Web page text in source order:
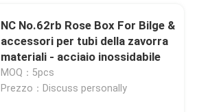
NC No.62rb Rose Box For Bilge &
accessori per tubi della zavorra
materiali - acciaio inossidabile
MOQ：5pcs
Prezzo：Discuss personally